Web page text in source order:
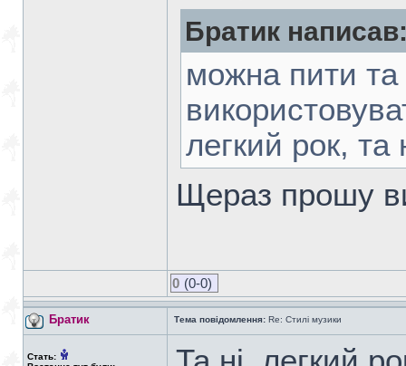
Братик
можна пити
легкий рок, та
Щераз прошу
0 (0-0)
Братик Тема повідомлення: Re: Стилі музики
Стать: